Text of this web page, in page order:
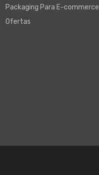
Packaging Para E-commerce
Ofertas